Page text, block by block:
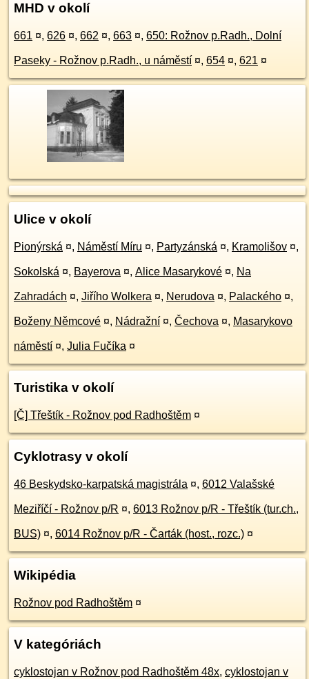
MHD v okolí
661 ¤, 626 ¤, 662 ¤, 663 ¤, 650: Rožnov p.Radh., Dolní
Paseky - Rožnov p.Radh., u náměstí ¤, 654 ¤, 621 ¤
Ulice v okolí
Pionýrská ¤, Náměstí Míru ¤, Partyzánská ¤, Kramolišov ¤,
Sokolská ¤, Bayerova ¤, Alice Masarykové ¤, Na
Zahradách ¤, Jiřího Wolkera ¤, Nerudova ¤, Palackého ¤,
Boženy Němcové ¤, Nádražní ¤, Čechova ¤, Masarykovo
náměstí ¤, Julia Fučíka ¤
Turistika v okolí
[Č] Třeštík - Rožnov pod Radhoštěm ¤
Cyklotrasy v okolí
46 Beskydsko-karpatská magistrála ¤, 6012 Valašské
Meziříčí - Rožnov p/R ¤, 6013 Rožnov p/R - Třeštík (tur.ch.,
BUS) ¤, 6014 Rožnov p/R - Čarták (host., rozc.) ¤
Wikipédia
Rožnov pod Radhoštěm ¤
V kategóriách
cyklostojan v Rožnov pod Radhoštěm 48x, cyklostojan v